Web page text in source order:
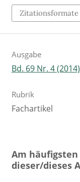
Zitationsformate
Ausgabe
Bd. 69 Nr. 4 (2014)
Rubrik
Fachartikel
Am
dieser/dieses